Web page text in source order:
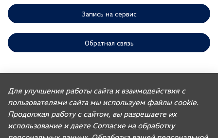
Запись на сервис
Обратная связь
предусмотренных законодательством РФ, по удовлетворению
требований покупателей автомобилей, ранее изготовленных или
импортированных ООО «ФОЛЬКСВАГЕН Груп Рус». Учитывая это, ООО
«АГР» не несет ответственности за качество автомобилей,
импортированных с других рынков третьими лицами, а также за их
соответствие установленным в Российской Федерации обязательным
требованиям и не обязано по законодательству РФ удовлетворять
Для улучшения работы сайта и взаимодействия с
пользователями сайта мы используем файлы cookie.
Продолжая работу с сайтом, вы разрешаете их
использование и даете Согласие на обработку